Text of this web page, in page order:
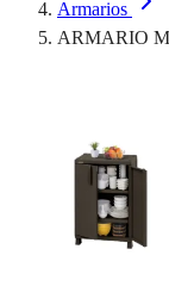
Armarios
ARMARIO